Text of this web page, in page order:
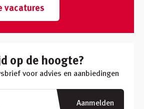
vacatures
op de hoogte?
voor advies en aanbiedingen
Aanmelden